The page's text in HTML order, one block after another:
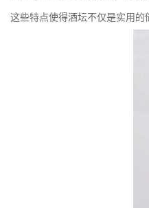
这些特点使得酒坛不仅是实用的